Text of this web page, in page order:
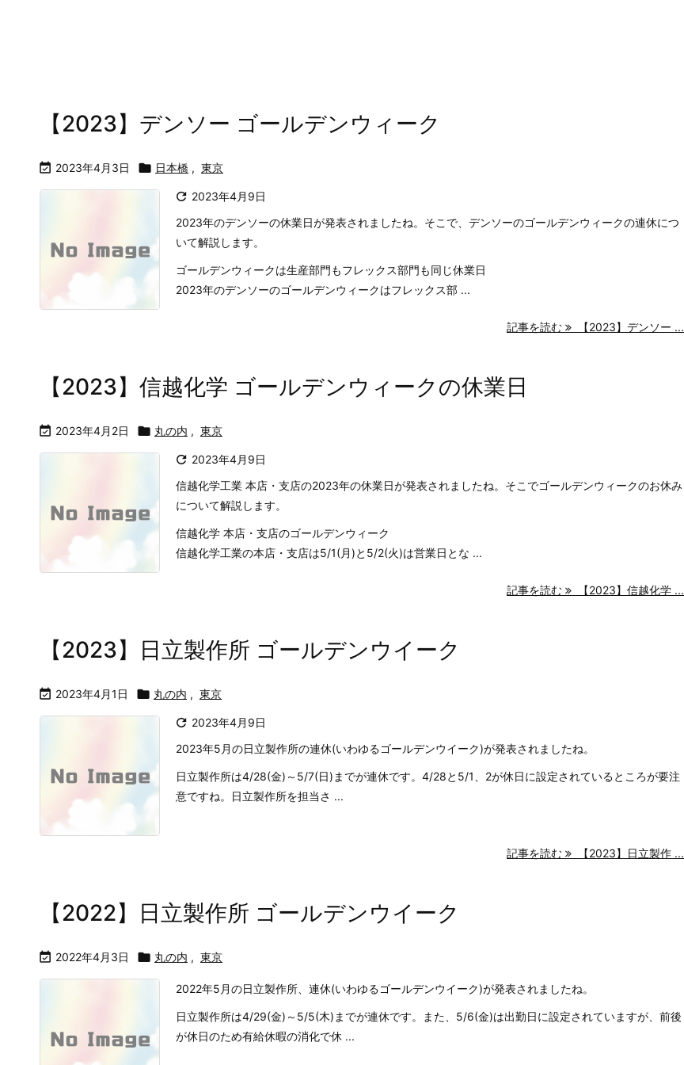
【2023】デンソー ゴールデンウィーク
 2023年4月3日  日本橋 , 東京
 2023年4月9日
2023年のデンソーの休業日が発表されましたね。そこで、デンソーのゴールデンウィークの連休につ
いて解説します。
ゴールデンウィークは生産部門もフレックス部門も同じ休業日
2023年のデンソーのゴールデンウィークはフレックス部 ...
記事を読む 【2023】デンソー ...
【2023】信越化学 ゴールデンウィークの休業日
 2023年4月2日  丸の内 , 東京
 2023年4月9日
信越化学工業 本店・支店の2023年の休業日が発表されましたね。そこでゴールデンウィークのお休み
について解説します。
信越化学 本店・支店のゴールデンウィーク
信越化学工業の本店・支店は5/1(月)と5/2(火)は営業日とな ...
記事を読む 【2023】信越化学 ...
【2023】日立製作所 ゴールデンウイーク
 2023年4月1日  丸の内 , 東京
 2023年4月9日
2023年5月の日立製作所の連休(いわゆるゴールデンウイーク)が発表されましたね。
日立製作所は4/28(金)～5/7(日)までが連休です。4/28と5/1、2が休日に設定されているところが要注
意ですね。日立製作所を担当さ ...
記事を読む 【2023】日立製作 ...
【2022】日立製作所 ゴールデンウイーク
 2022年4月3日  丸の内 , 東京
2022年5月の日立製作所、連休(いわゆるゴールデンウイーク)が発表されましたね。
日立製作所は4/29(金)～5/5(木)までが連休です。また、5/6(金)は出勤日に設定されていますが、前後
が休日のため有給休暇の消化で休 ...